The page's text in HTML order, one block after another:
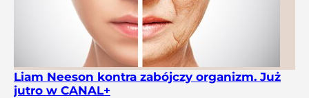
Liam Neeson kontra zabójczy organizm. Już
jutro w CANAL+